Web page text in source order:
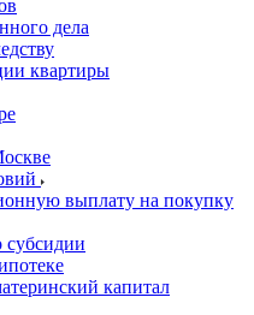
дела
квартиры
выплату на покупку
капитал